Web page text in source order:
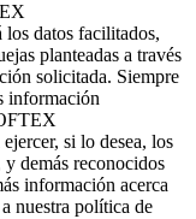
datos facilitados,
planteadas a través
solicitada. Siempre
información
si lo desea, los
demás reconocidos
información acerca
nuestra política de